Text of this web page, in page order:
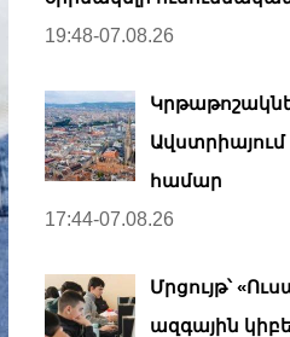
19:48-07.08.26
Ավստրիայում
համար
17:44-07.08.26
Մրցույթ՝
ազգային